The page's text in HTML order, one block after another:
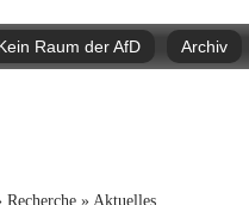
zum
Inhalt
Raum der AfD Archiv
Recherche » Aktuelles